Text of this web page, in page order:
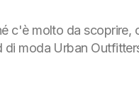
c'è molto da scoprire,
di moda Urban